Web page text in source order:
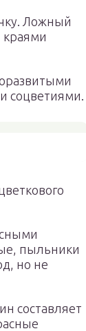
Ложный
краями
соцветиями.
пыльники
но не
составляет